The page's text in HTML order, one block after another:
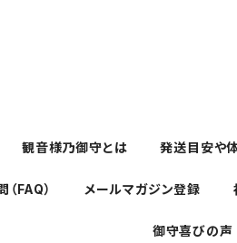
観音様乃御守とは 発送目安や
FAQ） メールマガジン登録
御守喜びの声